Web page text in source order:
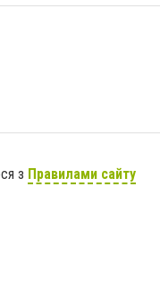
з Правилами сайту